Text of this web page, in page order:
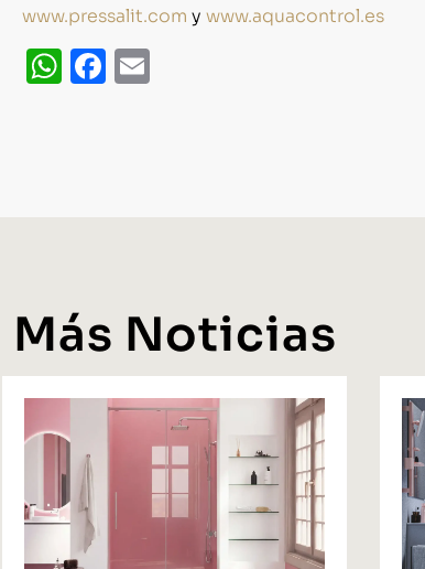
www.pressalit.com y www.aquacontrol.es
WhatsApp
Facebook
Más Noticias